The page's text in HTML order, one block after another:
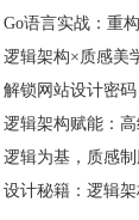
Go语言实战：重
逻辑架构×质感美
解锁网站设计密
逻辑架构赋能：
逻辑为基，质感
设计秘籍：逻辑